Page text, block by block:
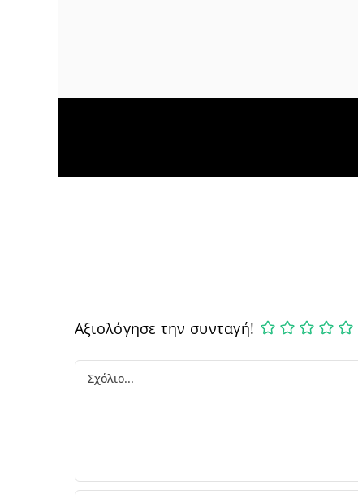
Αξιολόγησε την συνταγή!
Comment